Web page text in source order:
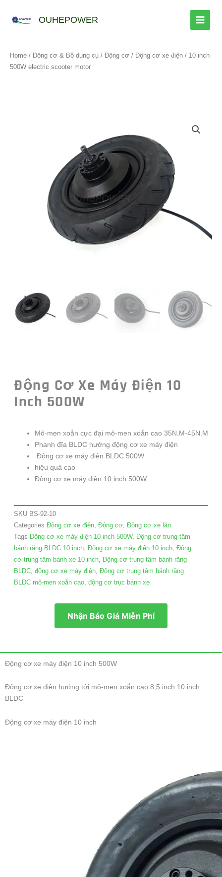
OUHEPOWER
Home / Động cơ & Bộ dụng cụ / Động cơ / Động cơ xe điện / 10 inch
500W electric scooter motor
Động Cơ Xe Máy Điện 10
Inch 500W
Mô-men xoắn cực đại mô-men xoắn cao 35N.M-45N.M
Phanh đĩa BLDC hướng động cơ xe máy điện
Động cơ xe máy điện BLDC 500W
hiệu quả cao
Động cơ xe máy điện 10 inch 500W
SKU BS-92-10
Categories Động cơ xe điện, Động cơ, Động cơ xe lăn
Tags Động cơ xe máy điện 10 inch 500W, Động cơ trung tâm
bánh răng BLDC 10 inch, Động cơ xe máy điện 10 inch, Động
cơ trung tâm bánh xe 10 inch, Động cơ trung tâm bánh răng
BLDC, động cơ xe máy điện, Động cơ trung tâm bánh răng
BLDC mô-men xoắn cao, động cơ trục bánh xe
Nhận Báo Giá Miễn Phí
Động cơ xe máy điện 10 inch 500W
Động cơ xe điện hướng tới mô-men xoắn cao 8,5 inch 10 inch
BLDC
Động cơ xe máy điện 10 inch